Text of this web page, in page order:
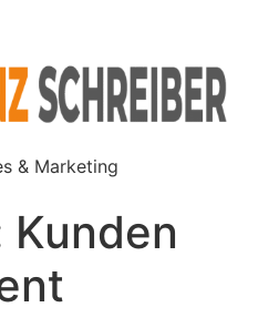
& Marketing
Kunden